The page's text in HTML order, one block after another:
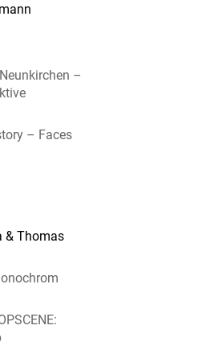
–
– Faces
& Thomas